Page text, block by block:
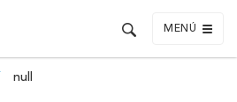
MENÚ
null